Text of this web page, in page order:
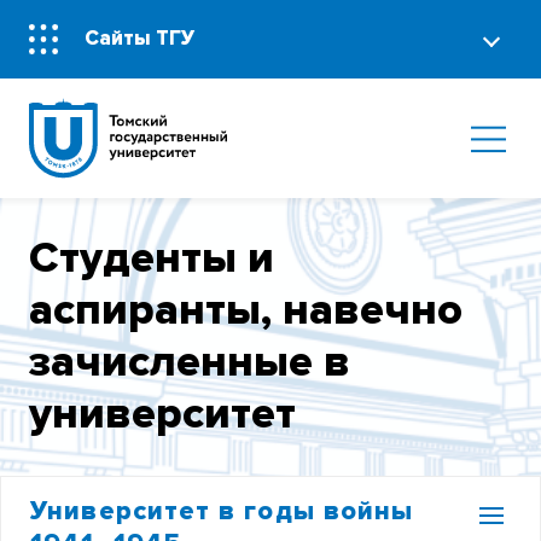
Сайты ТГУ
Студенты и
аспиранты, навечно
зачисленные в
университет
Университет в годы войны